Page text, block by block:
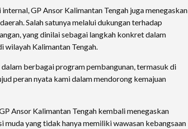
GP Ansor Kalimantan Tengah juga menegaskan
Salah satunya melalui dukungan terhadap
yang dinilai sebagai langkah konkret dalam
wilayah Kalimantan Tengah.
dalam berbagai program pembangunan, termasuk di
peran nyata kami dalam mendorong kemajuan
Ansor Kalimantan Tengah kembali menegaskan
muda yang tidak hanya memiliki wawasan kebangsaan